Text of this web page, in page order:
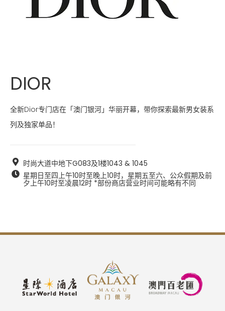
DIOR
全新Dior专门店在「澳门银河」华丽开幕，带你探索最新男女装系
列及独家单品！
时尚大道中地下G083及1楼1043 & 1045
星期日至四上午10时至晚上10时，星期五至六、公众假期及前
夕上午10时至凌晨12时 *部份商店营业时间可能略有不同